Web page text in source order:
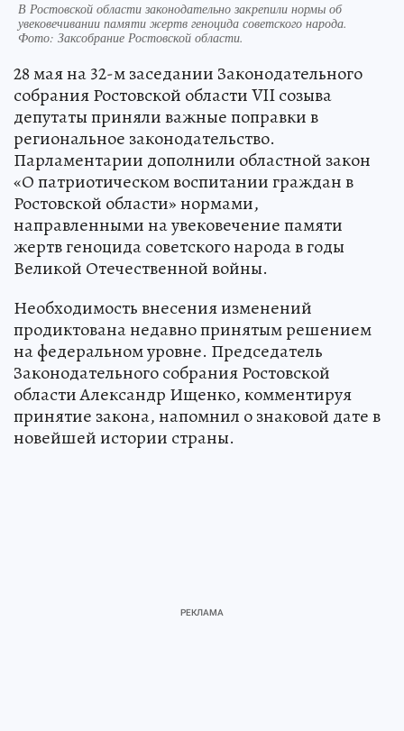
В Ростовской области законодательно закрепили нормы об
увековечивании памяти жертв геноцида советского народа.
Фото: Заксобрание Ростовской области.
28 мая на 32-м заседании Законодательного
собрания Ростовской области VII созыва
депутаты приняли важные поправки в
региональное законодательство.
Парламентарии дополнили областной закон
«О патриотическом воспитании граждан в
Ростовской области» нормами,
направленными на увековечение памяти
жертв геноцида советского народа в годы
Великой Отечественной войны.
Необходимость внесения изменений
продиктована недавно принятым решением
на федеральном уровне. Председатель
Законодательного собрания Ростовской
области Александр Ищенко, комментируя
принятие закона, напомнил о знаковой дате в
новейшей истории страны.